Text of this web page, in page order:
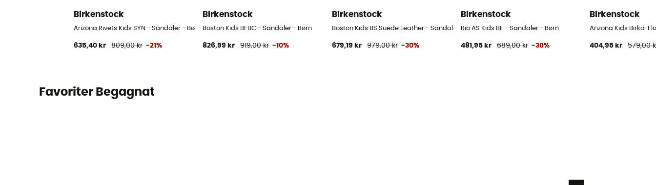
Birkenstock
Arizona Rivets Kids SYN - Sandaler - Børn
635,40 kr 809,00 kr -21%
Birkenstock
Boston Kids BFBC - Sandaler - Børn
826,99 kr 919,00 kr -10%
Birkenstock
Boston Kids BS Suede Leather - Sandaler - Børn
679,19 kr 979,00 kr -30%
Birkenstock
Rio AS Kids BF - Sandaler - Børn
481,95 kr 689,00 kr -30%
Birkenstock
Arizona Kids Birko-
404,95 kr 579,00
Favoriter Begagnat